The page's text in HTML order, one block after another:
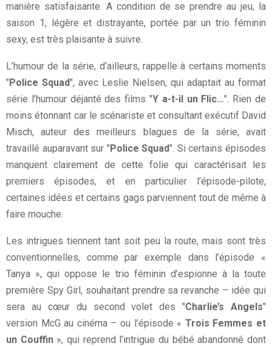
manière satisfaisante. A condition de se prendre au jeu, la
saison 1, légère et distrayante, portée par un trio féminin
sexy, est très plaisante à suivre.
L’humour de la série, d’ailleurs, rappelle à certains moments
"Police Squad", avec Leslie Nielsen, qui adaptait au format
série l’humour déjanté des films "Y a-t-il un Flic…". Rien de
moins étonnant car le scénariste et consultant exécutif David
Misch, auteur des meilleurs blagues de la série, avait
travaillé auparavant sur "Police Squad". Si certains épisodes
manquent clairement de cette folie qui caractérisait les
premiers épisodes, et en particulier l’épisode-pilote,
certaines idées et certains gags parviennent tout de même à
faire mouche.
Les intrigues tiennent tant soit peu la route, mais sont très
conventionnelles, comme par exemple dans l’épisode «
Tanya », qui oppose le trio féminin d’espionne à la toute
première Spy Girl, souhaitant prendre sa revanche – idée qui
sera au cœur du second volet des "Charlie’s Angels"
version McG au cinéma – ou l’épisode « Trois Femmes et
un Couffin», qui reprend l’intrigue du bébé abandonné dont